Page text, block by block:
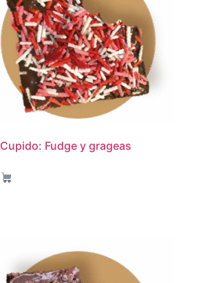
Cupido: Fudge y grageas